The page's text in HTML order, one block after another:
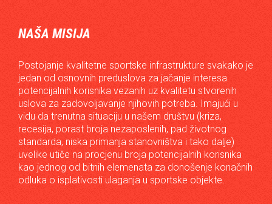
NAŠA MISIJA
Postojanje kvalitetne sportske infrastrukture svakako je
jedan od osnovnih preduslova za jačanje interesa
potencijalnih korisnika vezanih uz kvalitetu stvorenih
uslova za zadovoljavanje njihovih potreba. Imajući u
vidu da trenutna situaciju u našem društvu (kriza,
recesija, porast broja nezaposlenih, pad životnog
standarda, niska primanja stanovništva i tako dalje)
uvelike utiče na procjenu broja potencijalnih korisnika
kao jednog od bitnih elemenata za donošenje konačnih
odluka o isplativosti ulaganja u sportske objekte.